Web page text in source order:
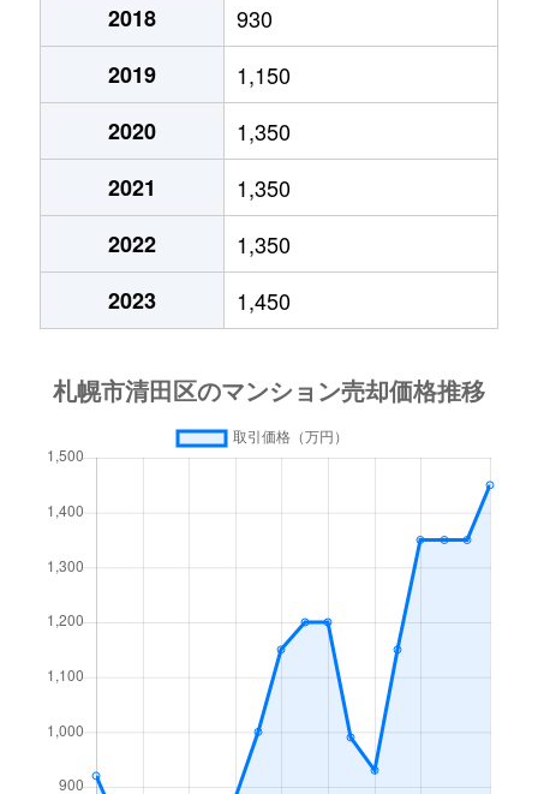
平岡４条
1,600万円
平岡４条
2,600万円
平岡５条
1,600万円
平岡６条
2,100万円
平岡６条
2,700万円
平岡公園東
2,200万円
2018
930
2019
1,150
2020
1,350
2021
1,350
2022
1,350
2023
1,450